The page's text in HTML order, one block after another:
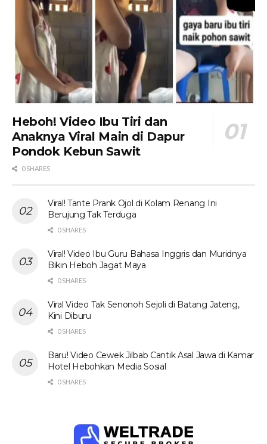
Heboh! Video Ibu Tiri dan
Anaknya Viral Main di Dapur
Pondok Kebun Sawit
0 SHARES
Viral! Tante Prank Ojol di Kolam Renang Ini
Berujung Tak Terduga
0 SHARES
Viral! Video Ibu Guru Bahasa Inggris dan Muridnya
Bikin Heboh Jagat Maya
0 SHARES
Viral Video Tak Senonoh Sejoli di Batang Jateng,
Kini Diburu
0 SHARES
Baru! Video Cewek Jilbab Cantik Asal Jawa di Kamar
Hotel Hebohkan Media Sosial
0 SHARES